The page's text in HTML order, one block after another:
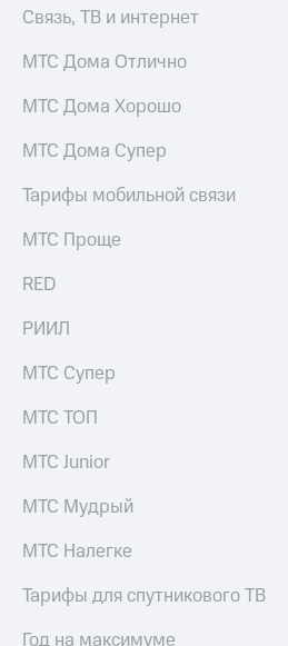
Связь, ТВ и интернет
МТС Дома Отлично
МТС Дома Хорошо
МТС Дома Супер
Тарифы мобильной связи
МТС Проще
RED
РИИЛ
МТС Супер
МТС ТОП
МТС Junior
МТС Мудрый
МТС Налегке
Тарифы для спутникового ТВ